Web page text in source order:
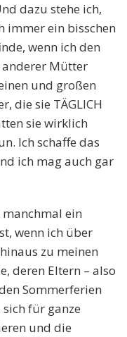
dazu stehe ich,
immer ein bisschen
wenn ich den
anderer Mütter
und großen
die sie TÄGLICH
sie wirklich
Ich schaffe das
ich mag auch gar
ein
wenn ich über
zu meinen
deren Eltern – also
Sommerferien
für ganze
und die